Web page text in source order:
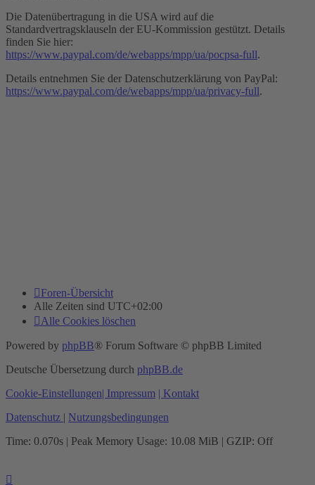
Die Datenübertragung in die USA wird auf die
Standardvertragsklauseln der EU-Kommission gestützt. Details
finden Sie hier:
https://www.paypal.com/de/webapps/mpp/ua/pocpsa-full.
Details entnehmen Sie der Datenschutzerklärung von PayPal:
https://www.paypal.com/de/webapps/mpp/ua/privacy-full.
Foren-Übersicht
Alle Zeiten sind UTC+02:00
Alle Cookies löschen
Powered by phpBB® Forum Software © phpBB Limited
Deutsche Übersetzung durch phpBB.de
Cookie-Einstellungen| Impressum | Kontakt
Datenschutz | Nutzungsbedingungen
Time: 0.070s | Peak Memory Usage: 10.08 MiB | GZIP: Off